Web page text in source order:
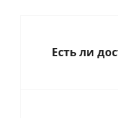
Есть ли